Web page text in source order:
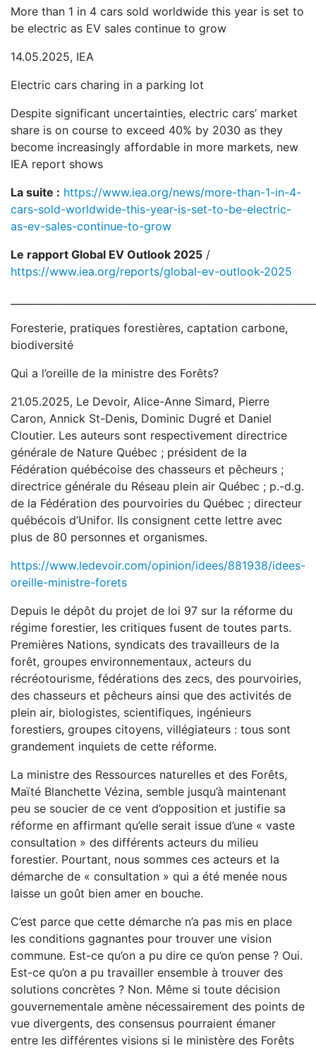
More than 1 in 4 cars sold worldwide this year is set to
be electric as EV sales continue to grow
14.05.2025, IEA
Electric cars charing in a parking lot
Despite significant uncertainties, electric cars’ market
share is on course to exceed 40% by 2030 as they
become increasingly affordable in more markets, new
IEA report shows
La suite : https://www.iea.org/news/more-than-1-in-4-
cars-sold-worldwide-this-year-is-set-to-be-electric-
as-ev-sales-continue-to-grow
Le rapport Global EV Outlook 2025 /
https://www.iea.org/reports/global-ev-outlook-2025
Foresterie, pratiques forestières, captation carbone,
biodiversité
Qui a l’oreille de la ministre des Forêts?
21.05.2025, Le Devoir, Alice-Anne Simard, Pierre
Caron, Annick St-Denis, Dominic Dugré et Daniel
Cloutier. Les auteurs sont respectivement directrice
générale de Nature Québec ; président de la
Fédération québécoise des chasseurs et pêcheurs ;
directrice générale du Réseau plein air Québec ; p.-d.g.
de la Fédération des pourvoiries du Québec ; directeur
québécois d’Unifor. Ils consignent cette lettre avec
plus de 80 personnes et organismes.
https://www.ledevoir.com/opinion/idees/881938/idees-
oreille-ministre-forets
Depuis le dépôt du projet de loi 97 sur la réforme du
régime forestier, les critiques fusent de toutes parts.
Premières Nations, syndicats des travailleurs de la
forêt, groupes environnementaux, acteurs du
récréotourisme, fédérations des zecs, des pourvoiries,
des chasseurs et pêcheurs ainsi que des activités de
plein air, biologistes, scientifiques, ingénieurs
forestiers, groupes citoyens, villégiateurs : tous sont
grandement inquiets de cette réforme.
La ministre des Ressources naturelles et des Forêts,
Maïté Blanchette Vézina, semble jusqu’à maintenant
peu se soucier de ce vent d’opposition et justifie sa
réforme en affirmant qu’elle serait issue d’une « vaste
consultation » des différents acteurs du milieu
forestier. Pourtant, nous sommes ces acteurs et la
démarche de « consultation » qui a été menée nous
laisse un goût bien amer en bouche.
C’est parce que cette démarche n’a pas mis en place
les conditions gagnantes pour trouver une vision
commune. Est-ce qu’on a pu dire ce qu’on pense ? Oui.
Est-ce qu’on a pu travailler ensemble à trouver des
solutions concrètes ? Non. Même si toute décision
gouvernementale amène nécessairement des points de
vue divergents, des consensus pourraient émaner
entre les différentes visions si le ministère des Forêts